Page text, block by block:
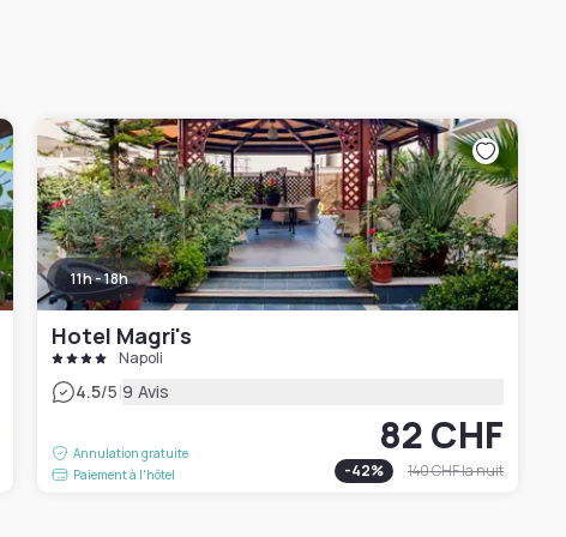
11h - 18h
Hotel Magri's
Napoli
4.5/5|9 Avis
Annulation gratuite
Paiement à l'hôtel
82 CHF
-42% 140 CHFla nuit